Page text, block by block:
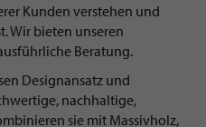
Kunden verstehen und
Wir bieten unseren
Beratung.
Designansatz und
nachhaltige,
sie mit Massivholz,